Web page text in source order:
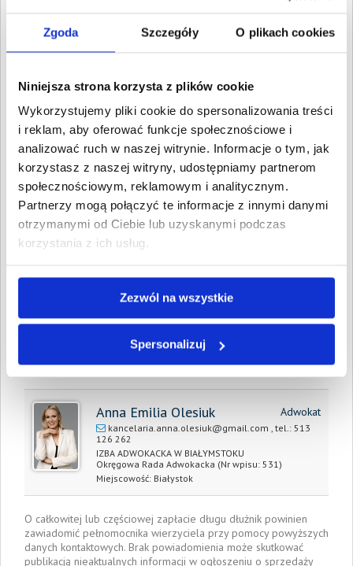
Zgoda Szczegóły O plikach cookies
Niniejsza strona korzysta z plików cookie
Wykorzystujemy pliki cookie do spersonalizowania treści
i reklam, aby oferować funkcje społecznościowe i
analizować ruch w naszej witrynie. Informacje o tym, jak
korzystasz z naszej witryny, udostępniamy partnerom
społecznościowym, reklamowym i analitycznym.
Partnerzy mogą połączyć te informacje z innymi danymi
otrzymanymi od Ciebie lub uzyskanymi podczas
korzystania z ich usług.
Zezwól na wszystkie
Spersonalizuj
Mazowieckie
Wartość:3 999,00 PLN
listopada 2025
W sumie: Wartość:3 999,00 PLN
Koszty sądowe:
650,39 PLN
Spłacono:
0,00 PLN
Całkowita
wartość wierzytelności:
4 649,39 PLN
zapłaty/
wyrok sądu z dnia:
Data wystawienia: 13 kwietnia 2026
Pełnomocnik wierzyciela:
Anna Emilia Olesiuk Adwokat
kancelaria.anna.olesiuk@gmail.com , tel.: 513
126 262
IZBA ADWOKACKA W BIAŁYMSTOKU
Okręgowa Rada Adwokacka (Nr wpisu: 531)
Miejscowość: Białystok
O całkowitej lub częściowej zapłacie długu dłużnik powinien
zawiadomić pełnomocnika wierzyciela przy pomocy powyższych
danych kontaktowych. Brak powiadomienia może skutkować
publikacją nieaktualnych informacji w ogłoszeniu o sprzedaży